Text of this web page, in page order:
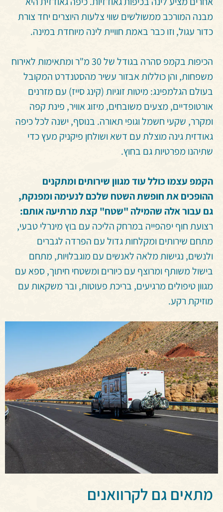
מבנה המורכב ממשולשים שווי צלעות היוצרים יחד צורת
כדור עגול, וזו כבר באמת חוויית לינה מיוחדת במינה.
הכיפות בקמפ סהרה בגודל של 30 מ"ר ומתאימות לאירוח
משפחות, והן כוללות אבזור עשיר מהסטנדרט המקובל
בעולם הגלמפינג: מיטות זוגיות (קינג סייז) עם מזרנים
אורטופדיים, מצעים משובחים, מיזוג אוויר, פינת קפה
ומקרר, שקעי חשמל וגופי תאורה. בנוסף, ישנה לכל כיפה
גאודזית גינה מוצלת עם דשא ושולחן פיקניק מעץ כדי
שתיהנו מפרטיות גם בחוץ.
הקמפ עצמו כולל עוד מגוון שירותים ומתקנים
ההופכים את חופשת השטח שלכם לנעימה ומפנקת,
גם עבור אלה שהמילה "שטח" קצת מרתיעה אותם:
רצועת חוף יפהפייה במרחק הליכה עם בוץ מינרלי טבעי,
מתחם שירותים ומקלחות גדול עם הפרדה לגברים
ולנשים, נגישות מלאה לאנשים עם מוגבלויות, מתחם
בישול משותף ומרוצף עם כיורים ומשטחי חיתוך, ספא עם
מגוון טיפולים מרגיעים, בריכת פעוטות, ובר משקאות עם
מוזיקת רקע.
מתאים גם לקרוואנים